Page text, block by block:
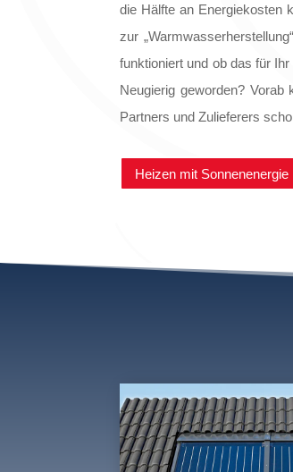
die Hälfte an Energiekosten
zur
funktioniert und ob das für
Neugierig geworden?
Partners und Zulieferers
Heizen mit Sonnenenergie